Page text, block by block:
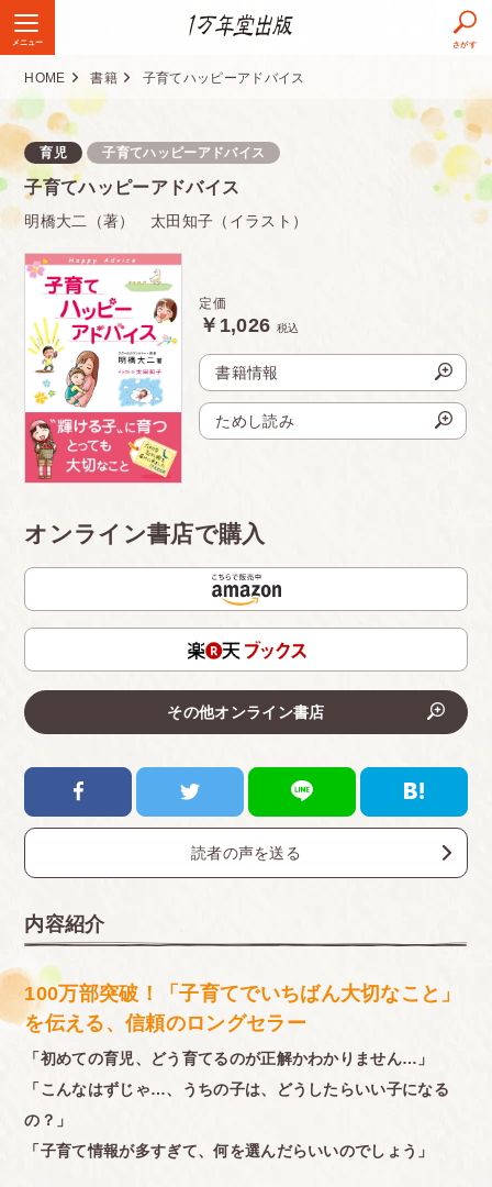
メニュー さがす
HOME 書籍 子育てハッピーアドバイス
育児 子育てハッピーアドバイス
子育てハッピーアドバイス
明橋大二（著） 太田知子（イラスト）
定価
￥1,026 税込
書籍情報
ためし読み
オンライン書店で購入
その他オンライン書店
読者の声を送る
内容紹介
100万部突破！「子育てでいちばん大切なこと」
を伝える、信頼のロングセラー
「初めての育児、どう育てるのが正解かわかりません…」
「こんなはずじゃ…、うちの子は、どうしたらいい子になる
の？」
「子育て情報が多すぎて、何を選んだらいいのでしょう」
定価
判型 四六判
頁数 192ページ
発売日 2005.12.01
発行部数 120万部